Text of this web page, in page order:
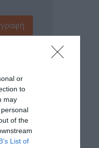
or
to
may
of the
List of